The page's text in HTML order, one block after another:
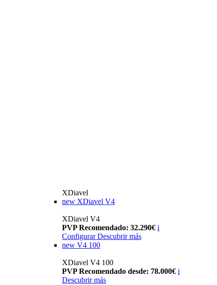
XDiavel
new XDiavel V4
XDiavel V4
PVP Recomendado: 32.290€ i
Configurar Descubrir más
new V4 100
XDiavel V4 100
PVP Recomendado desde: 78.000€ i
Descubrir más